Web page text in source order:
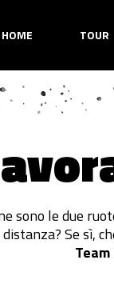
HOME TOUR
sono le due
distanza? Se sì,